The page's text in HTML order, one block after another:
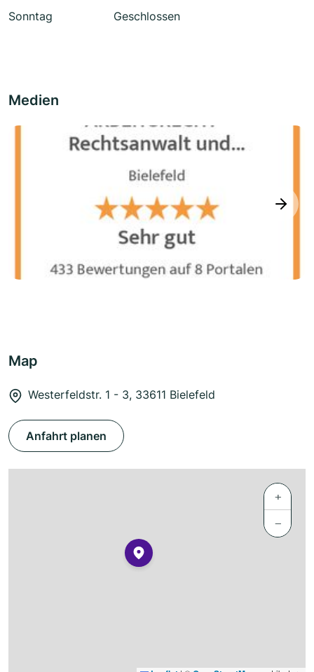
Sonntag
Geschlossen
Medien
next
Map
Westerfeldstr. 1 - 3, 33611 Bielefeld
Anfahrt planen
+
−